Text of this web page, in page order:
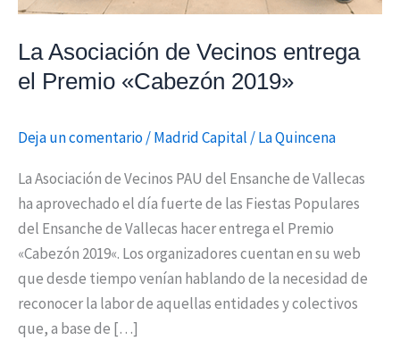
La Asociación de Vecinos entrega
el Premio «Cabezón 2019»
Deja un comentario/Madrid Capital /La Quincena
La Asociación de Vecinos PAU del Ensanche de Vallecas
ha aprovechado el día fuerte de las Fiestas Populares
del Ensanche de Vallecas hacer entrega el Premio
«Cabezón 2019«. Los organizadores cuentan en su web
que desde tiempo venían hablando de la necesidad de
reconocer la labor de aquellas entidades y colectivos
que, a base de […]